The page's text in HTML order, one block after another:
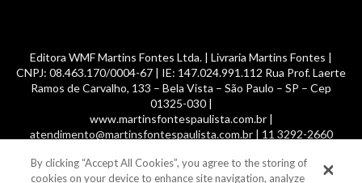
Editora WMF Martins Fontes Ltda. | Livraria Martins Fontes |
CNPJ: 08.463.170/0004-67 | IE: 147.024.991.112 Rua Prof. Laerte
Ramos de Carvalho, 133 – Bela Vista – São Paulo – SP – Cep
01325-030 |
www.martinsfontespaulista.com.br |
atendimento@martinsfontespaulista.com.br | 11 3292-2660
© 2014 -2026, MartinsFontes livros nacionais e importados,
By clicking “Accept All Cookies”, you agree to the storing of
cookies on your device to enhance site navigation, analyze